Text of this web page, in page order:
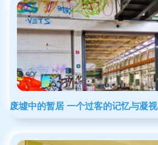
废墟中的暂居 一个过客的记忆与凝视